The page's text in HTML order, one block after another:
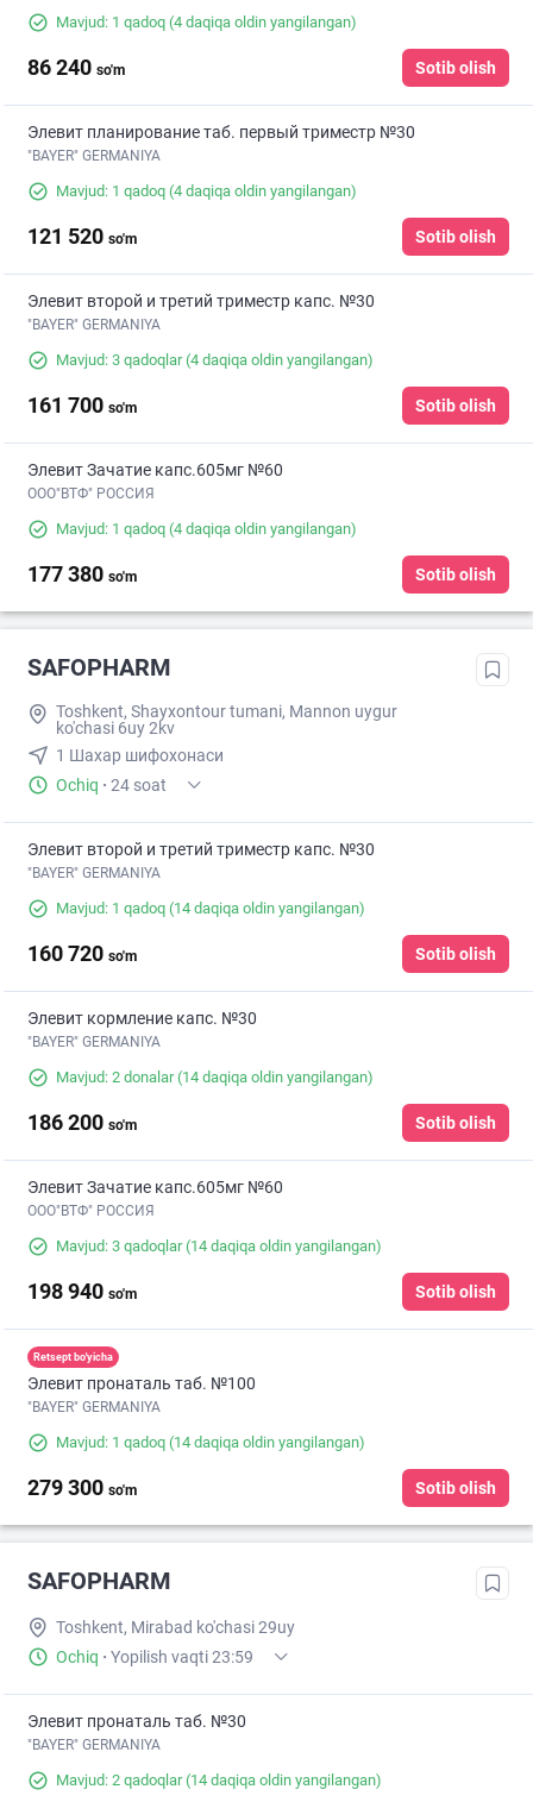
Mavjud: 1 qadoq (4 daqiqa oldin yangilangan)
86 240 so'm Sotib olish
Элевит планирование таб. первый триместр №30
"BAYER" GERMANIYA
Mavjud: 1 qadoq (4 daqiqa oldin yangilangan)
121 520 so'm Sotib olish
Элевит второй и третий триместр капс. №30
"BAYER" GERMANIYA
Mavjud: 3 qadoqlar(4 daqiqa oldin yangilangan)
161 700 so'm Sotib olish
Элевит Зачатие капс.605мг №60
ООО"ВТФ" РОССИЯ
Mavjud: 1 qadoq (4 daqiqa oldin yangilangan)
177 380 so'm Sotib olish
SAFOPHARM
Toshkent, Shayxontour tumani, Mannon uygur
ko'chasi 6uy 2kv
1 Шахар шифохонаси
Ochiq · 24 soat
Элевит второй и третий триместр капс. №30
"BAYER" GERMANIYA
Mavjud: 1 qadoq (14 daqiqa oldin yangilangan)
160 720 so'm Sotib olish
Элевит кормление капс. №30
"BAYER" GERMANIYA
Mavjud: 2 donalar(14 daqiqa oldin yangilangan)
186 200 so'm Sotib olish
Элевит Зачатие капс.605мг №60
ООО"ВТФ" РОССИЯ
Mavjud: 3 qadoqlar(14 daqiqa oldin yangilangan)
198 940 so'm Sotib olish
Retsept bo'yicha
Элевит пронаталь таб. №100
"BAYER" GERMANIYA
Mavjud: 1 qadoq (14 daqiqa oldin yangilangan)
279 300 so'm Sotib olish
SAFOPHARM
Toshkent, Mirabad ko'chasi 29uy
Ochiq · Yopilish vaqti 23:59
Элевит пронаталь таб. №30
"BAYER" GERMANIYA
Mavjud: 2 qadoqlar(14 daqiqa oldin yangilangan)